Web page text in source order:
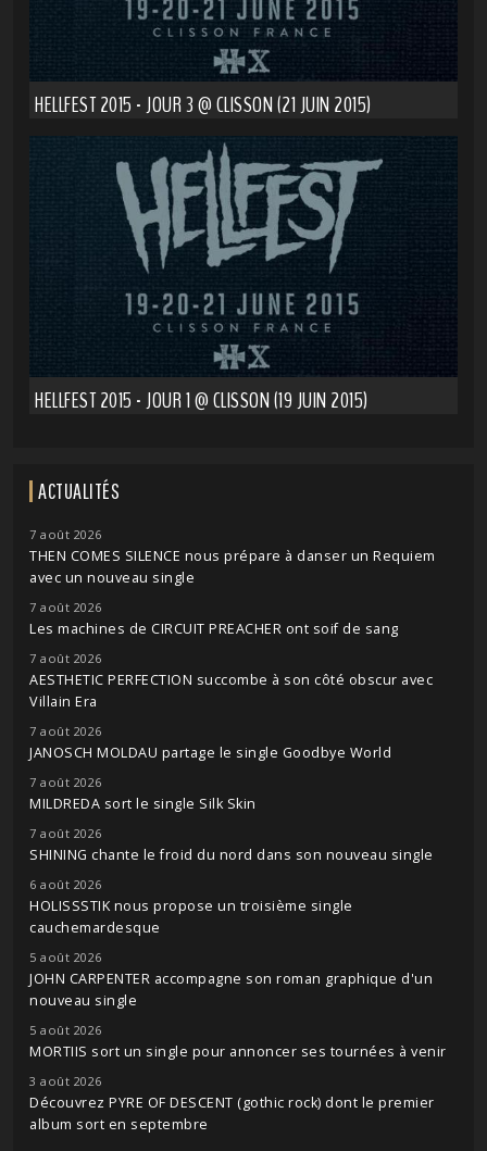
HELLFEST 2015 - JOUR 3 @ CLISSON (21 JUIN 2015)
HELLFEST 2015 - JOUR 1 @ CLISSON (19 JUIN 2015)
ACTUALITÉS
7 août 2026
THEN COMES SILENCE nous prépare à danser un Requiem
avec un nouveau single
7 août 2026
Les machines de CIRCUIT PREACHER ont soif de sang
7 août 2026
AESTHETIC PERFECTION succombe à son côté obscur avec
Villain Era
7 août 2026
JANOSCH MOLDAU partage le single Goodbye World
7 août 2026
MILDREDA sort le single Silk Skin
7 août 2026
SHINING chante le froid du nord dans son nouveau single
6 août 2026
HOLISSSTIK nous propose un troisième single
cauchemardesque
5 août 2026
JOHN CARPENTER accompagne son roman graphique d'un
nouveau single
5 août 2026
MORTIIS sort un single pour annoncer ses tournées à venir
3 août 2026
Découvrez PYRE OF DESCENT (gothic rock) dont le premier
album sort en septembre